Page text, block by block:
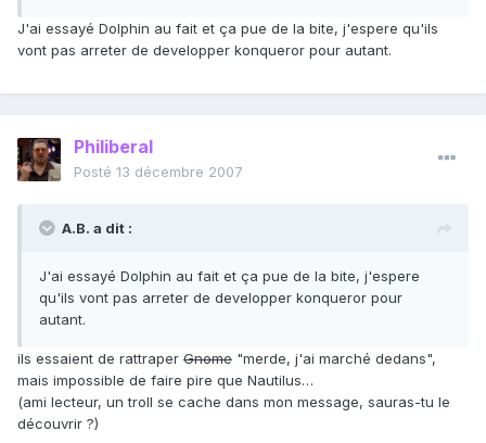
J'ai essayé Dolphin au fait et ça pue de la bite, j'espere qu'ils
vont pas arreter de developper konqueror pour autant.
Philiberal
Posté 13 décembre 2007
A.B. a dit :
J'ai essayé Dolphin au fait et ça pue de la bite, j'espere
qu'ils vont pas arreter de developper konqueror pour
autant.
ils essaient de rattraper Gnome "merde, j'ai marché dedans",
mais impossible de faire pire que Nautilus…
(ami lecteur, un troll se cache dans mon message, sauras-tu le
découvrir ?)